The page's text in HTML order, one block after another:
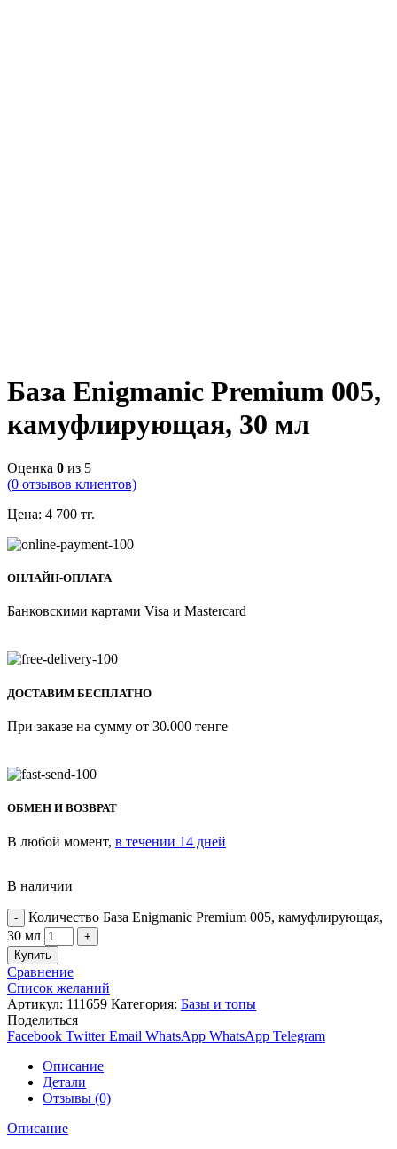
База Enigmanic Premium 005,
камуфлирующая, 30 мл
Оценка 0 из 5
(0 отзывов клиентов)
Цена: 4 700 тг.
ОНЛАЙН-ОПЛАТА
Банковскими картами Visa и Mastercard
ДОСТАВИМ БЕСПЛАТНО
При заказе на сумму от 30.000 тенге
ОБМЕН И ВОЗВРАТ
В любой момент, в течении 14 дней
В наличии
Количество База Enigmanic Premium 005, камуфлирующая,
30 мл
Купить
Сравнение
Список желаний
Артикул: 111659 Категория: Базы и топы
Поделиться
Facebook Twitter Email WhatsApp WhatsApp Telegram
Описание
Детали
Отзывы (0)
Описание